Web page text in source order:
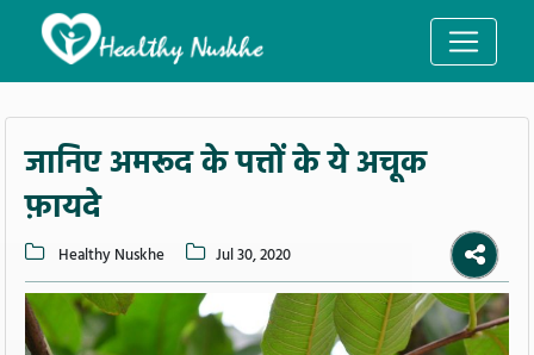
जानिए अमरूद के पत्तों के ये अचूक
फ़ायदे
Healthy Nuskhe Jul 30, 2020